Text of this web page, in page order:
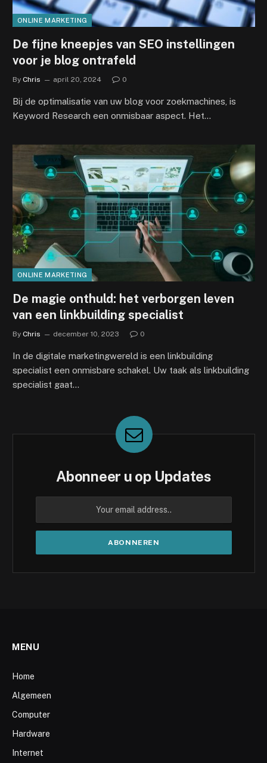
ONLINE MARKETING
De fijne kneepjes van SEO instellingen
voor je blog ontrafeld
By Chris april 20, 2024 0
Bij de optimalisatie van uw blog voor zoekmachines, is
Keyword Research een onmisbaar aspect. Het…
ONLINE MARKETING
De magie onthuld: het verborgen leven
van een linkbuilding specialist
By Chris december 10, 2023 0
In de digitale marketingwereld is een linkbuilding
specialist een onmisbare schakel. Uw taak als linkbuilding
specialist gaat…
Abonneer u op Updates
MENU
Home
Algemeen
Computer
Hardware
Internet